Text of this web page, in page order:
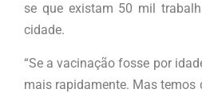
se que existam 50 mil
cidade.
“Se a vacinação fosse por
mais rapidamente. Mas temos